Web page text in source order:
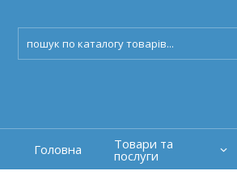
Головна Товари та
послуги